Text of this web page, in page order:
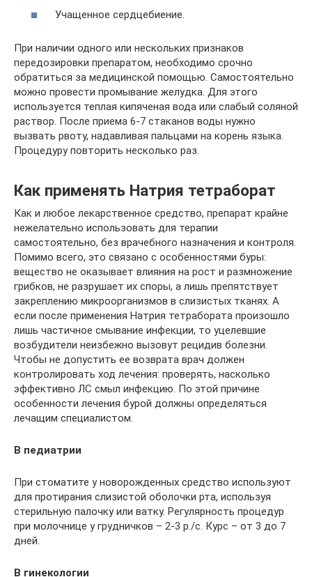
Учащенное сердцебиение.
При наличии одного или нескольких признаков
передозировки препаратом, необходимо срочно
обратиться за медицинской помощью. Самостоятельно
можно провести промывание желудка. Для этого
используется теплая кипяченая вода или слабый соляной
раствор. После приема 6-7 стаканов воды нужно
вызвать рвоту, надавливая пальцами на корень языка.
Процедуру повторить несколько раз.
Как применять Натрия тетраборат
Как и любое лекарственное средство, препарат крайне
нежелательно использовать для терапии
самостоятельно, без врачебного назначения и контроля.
Помимо всего, это связано с особенностями буры:
вещество не оказывает влияния на рост и размножение
грибков, не разрушает их споры, а лишь препятствует
закреплению микроорганизмов в слизистых тканях. А
если после применения Натрия тетрабората произошло
лишь частичное смывание инфекции, то уцелевшие
возбудители неизбежно вызовут рецидив болезни.
Чтобы не допустить ее возврата врач должен
контролировать ход лечения: проверять, насколько
эффективно ЛС смыл инфекцию. По этой причине
особенности лечения бурой должны определяться
лечащим специалистом.
В педиатрии
При стоматите у новорожденных средство используют
для протирания слизистой оболочки рта, используя
стерильную палочку или ватку. Регулярность процедур
при молочнице у грудничков – 2-3 р./с. Курс – от 3 до 7
дней.
В гинекологии